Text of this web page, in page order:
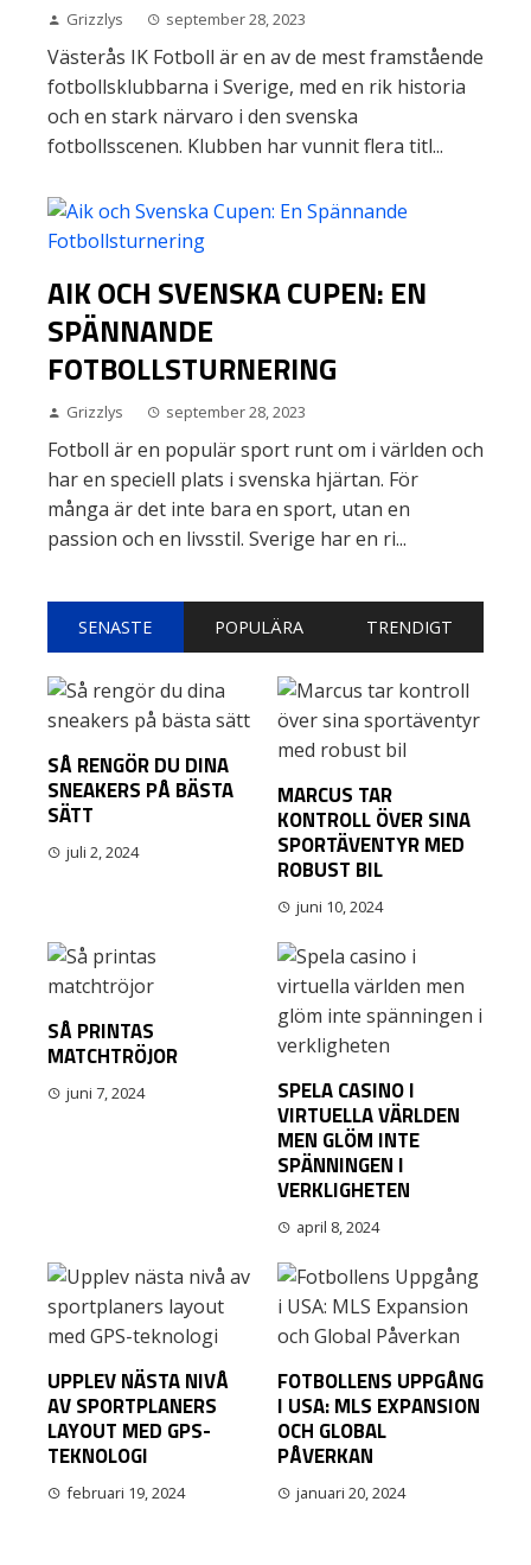
Grizzlys september 28, 2023
Västerås IK Fotboll är en av de mest framstående
fotbollsklubbarna i Sverige, med en rik historia
och en stark närvaro i den svenska
fotbollsscenen. Klubben har vunnit flera titl...
AIK OCH SVENSKA CUPEN: EN
SPÄNNANDE
FOTBOLLSTURNERING
Grizzlys september 28, 2023
Fotboll är en populär sport runt om i världen och
har en speciell plats i svenska hjärtan. För
många är det inte bara en sport, utan en
passion och en livsstil. Sverige har en ri...
SENASTE POPULÄRA TRENDIGT
SÅ RENGÖR DU DINA
SNEAKERS PÅ BÄSTA
SÄTT
juli 2, 2024
MARCUS TAR
KONTROLL ÖVER SINA
SPORTÄVENTYR MED
ROBUST BIL
juni 10, 2024
SÅ PRINTAS
MATCHTRÖJOR
juni 7, 2024
SPELA CASINO I
VIRTUELLA VÄRLDEN
MEN GLÖM INTE
SPÄNNINGEN I
VERKLIGHETEN
april 8, 2024
UPPLEV NÄSTA NIVÅ
AV SPORTPLANERS
LAYOUT MED GPS-
TEKNOLOGI
februari 19, 2024
FOTBOLLENS UPPGÅNG
I USA: MLS EXPANSION
OCH GLOBAL
PÅVERKAN
januari 20, 2024